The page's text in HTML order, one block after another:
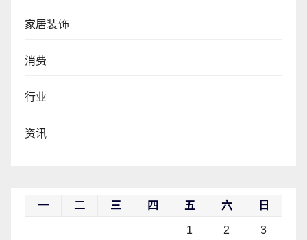
家居装饰
消费
行业
资讯
一 二 三 四 五 六 日
1 2 3